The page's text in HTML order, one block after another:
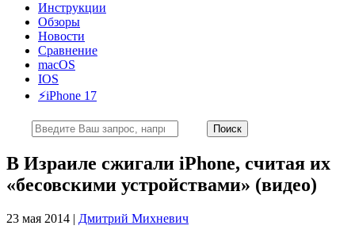
Инструкции
Обзоры
Новости
Сравнение
macOS
IOS
⚡️iPhone 17
В Израиле сжигали iPhone, считая их
«бесовскими устройствами» (видео)
23 мая 2014 | Дмитрий Михневич